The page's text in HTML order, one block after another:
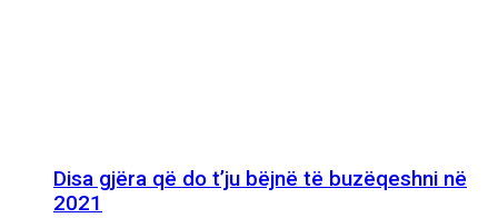
Disa gjëra që do t’ju bëjnë të buzëqeshni në
2021